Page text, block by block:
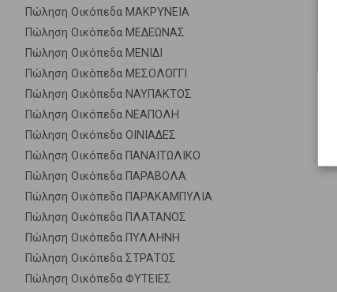
Πώληση Οικόπεδα ΜΑΚΡΥΝΕΙΑ
Πώληση Οικόπεδα ΜΕΔΕΩΝΑΣ
Πώληση Οικόπεδα ΜΕΝΙΔΙ
Πώληση Οικόπεδα ΜΕΣΟΛΟΓΓΙ
Πώληση Οικόπεδα ΝΑΥΠΑΚΤΟΣ
Πώληση Οικόπεδα ΝΕΑΠΟΛΗ
Πώληση Οικόπεδα ΟΙΝΙΑΔΕΣ
Πώληση Οικόπεδα ΠΑΝΑΙΤΩΛΙΚΟ
Πώληση Οικόπεδα ΠΑΡΑΒΟΛΑ
Πώληση Οικόπεδα ΠΑΡΑΚΑΜΠΥΛΙΑ
Πώληση Οικόπεδα ΠΛΑΤΑΝΟΣ
Πώληση Οικόπεδα ΠΥΛΛΗΝΗ
Πώληση Οικόπεδα ΣΤΡΑΤΟΣ
Πώληση Οικόπεδα ΦΥΤΕΙΕΣ